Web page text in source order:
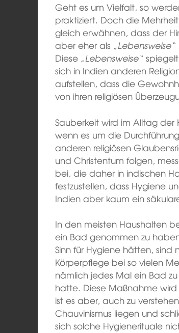
Geht es um Vielfalt, so
praktiziert. Doch die
gleich erwähnen, dass der
aber eher als „Lebensweise“
Diese „Lebensweise“
sich in Indien anderen
aufstellen, dass die
von ihren religiösen
Sauberkeit wird im Alltag der
wenn es um die
anderen religiösen
und Christentum folgen,
bei, die daher in indischen
festzustellen, dass Hygiene
Indien aber kaum ein
In den meisten Haushalten
ein Bad genommen zu
Sinn für Hygiene hätten,
Körperpflege bei so vielen
nämlich jedes Mal ein Bad
hatte. Diese Maßnahme
ist es aber, auch zu
Chauvinismus liegen und
sich solche Hygienerituale